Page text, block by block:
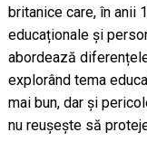
britanice care, în anii
educaționale și
abordează
explorând tema
mai bun, dar și
nu reușește să